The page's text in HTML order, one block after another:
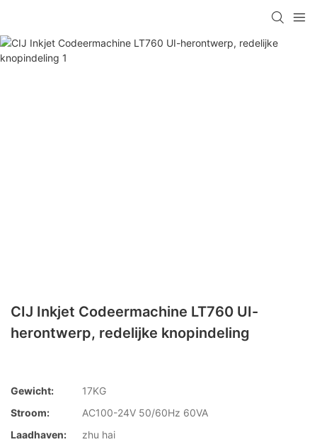
CIJ Inkjet Codeermachine LT760 UI-
herontwerp, redelijke knopindeling
Gewicht:
17KG
Stroom:
AC100-24V 50/60Hz 60VA
Laadhaven:
zhu hai